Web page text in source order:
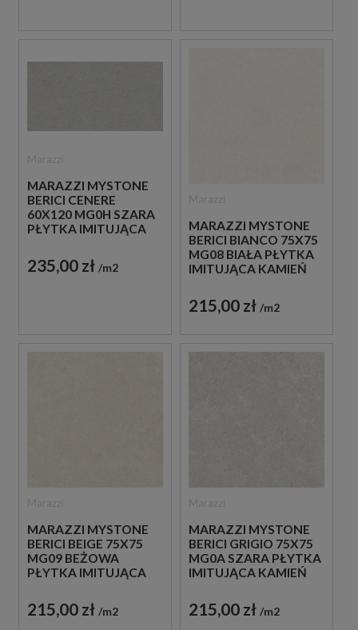
MARAZZI MYSTONE
BERICI CENERE
60X120 MG0H SZARA
PŁYTKA IMITUJĄCA
235,00 zł m2
MARAZZI MYSTONE
BERICI BIANCO 75X75
MG08 BIAŁA PŁYTKA
IMITUJĄCA KAMIEŃ
215,00 zł m2
MARAZZI MYSTONE
BERICI BEIGE 75X75
MG09 BEŻOWA
PŁYTKA IMITUJĄCA
215,00 zł m2
MARAZZI MYSTONE
BERICI GRIGIO 75X75
MG0A SZARA PŁYTKA
IMITUJĄCA KAMIEŃ
215,00 zł m2